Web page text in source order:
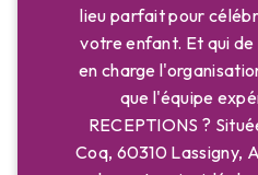
lieu parfait pour
votre enfant. Et qui
en charge
que l'équipe
RECEPTIONS ?
Coq, 60310 Lassigny,